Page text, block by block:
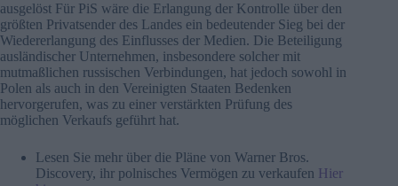
ausgelöst Für PiS wäre die Erlangung der Kontrolle über den
größten Privatsender des Landes ein bedeutender Sieg bei der
Wiedererlangung des Einflusses der Medien. Die Beteiligung
ausländischer Unternehmen, insbesondere solcher mit
mutmaßlichen russischen Verbindungen, hat jedoch sowohl in
Polen als auch in den Vereinigten Staaten Bedenken
hervorgerufen, was zu einer verstärkten Prüfung des
möglichen Verkaufs geführt hat.
Lesen Sie mehr über die Pläne von Warner Bros.
Discovery, ihr polnisches Vermögen zu verkaufen Hier